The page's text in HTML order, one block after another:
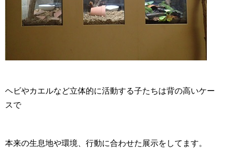
ヘビやカエルなど立体的に活動する子たちは背の高いケー
スで
本来の生息地や環境、行動に合わせた展示をしてます。